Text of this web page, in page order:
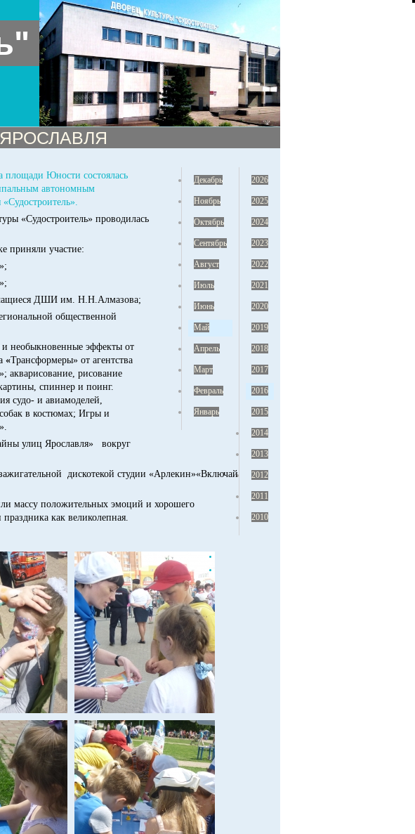
2026
2025
2024
2023
2022
2021
2020
2019
2018
2017
2016
2015
2014
2013
2012
2011
2010
Декабрь
Ноябрь
Октябрь
Сентябрь
Август
Июль
Июнь
Май
Апрель
Март
Февраль
Январь
площади Юности состоялась
автономным
«Судостроитель» проводилась
приняли участие:
ДШИ им. Н.Н.Алмазова;
общественной
необыкновенные эффекты от
«Трансформеры» от агентства
акварисование, рисование
спиннер и поинг.
судо- и авиамоделей,
в костюмах; Игры и
улиц Ярославля»
вокруг
дискотекой студии «Арлекин»«Включай
массу положительных эмоций и хорошего
как великолепная.